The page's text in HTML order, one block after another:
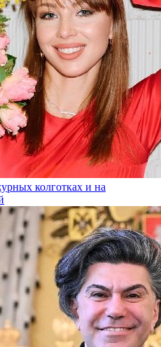
колготках и на